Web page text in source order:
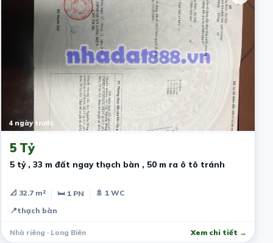
4 ngày trước
5 Tỷ
5 tỷ , 33 m đất ngay thạch bàn , 50 m ra ô tô tránh
📐 32.7 m² 🛏 1 PN
🚿 1 WC
📍thạch bàn
Nhà riêng · Long Biên Xem chi tiết →